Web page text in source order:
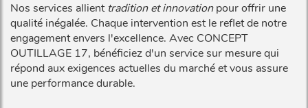
Nos services allient tradition et innovationpour offrir une
qualité inégalée. Chaque intervention est le reflet de notre
engagement envers l'excellence. Avec CONCEPT
OUTILLAGE 17, bénéficiez d'un service sur mesure qui
répond aux exigences actuelles du marché et vous assure
une performance durable.